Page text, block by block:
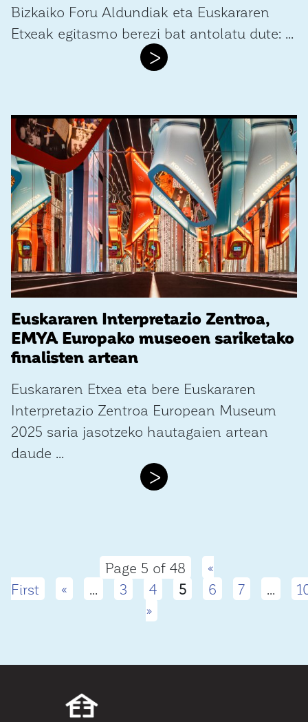
Bizkaiko Foru Aldundiak eta Euskararen
Etxeak egitasmo berezi bat antolatu dute: ...
>
Euskararen Interpretazio Zentroa,
EMYA Europako museoen sariketako
finalisten artean
Euskararen Etxea eta bere Euskararen
Interpretazio Zentroa European Museum
2025 saria jasotzeko hautagaien artean
daude ...
>
Page 5 of 48
«
First
« ... 3 4 5 6 7 ...
»